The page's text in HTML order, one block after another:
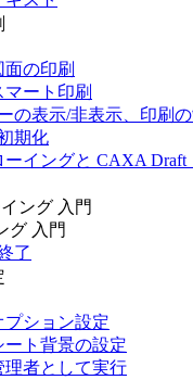
面の印刷
マート印刷
の表示/非表示、印刷
期化
ーイングと CAXA Draft
ング 入門
グ 入門
了
プション設定
ート背景の設定
理者として実行